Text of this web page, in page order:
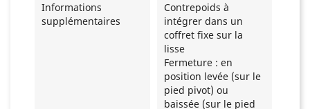
Informations
supplémentaires
Contrepoids à
intégrer dans un
coffret fixe sur la
lisse
Fermeture : en
position levée (sur le
pied pivot) ou
baissée (sur le pied